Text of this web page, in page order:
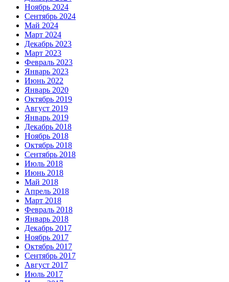
Ноябрь 2024
Сентябрь 2024
Май 2024
Март 2024
Декабрь 2023
Март 2023
Февраль 2023
Январь 2023
Июнь 2022
Январь 2020
Октябрь 2019
Август 2019
Январь 2019
Декабрь 2018
Ноябрь 2018
Октябрь 2018
Сентябрь 2018
Июль 2018
Июнь 2018
Май 2018
Апрель 2018
Март 2018
Февраль 2018
Январь 2018
Декабрь 2017
Ноябрь 2017
Октябрь 2017
Сентябрь 2017
Август 2017
Июль 2017